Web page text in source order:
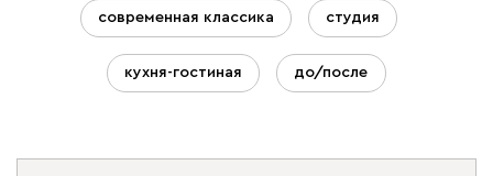
современная классика студия
кухня-гостиная до/после